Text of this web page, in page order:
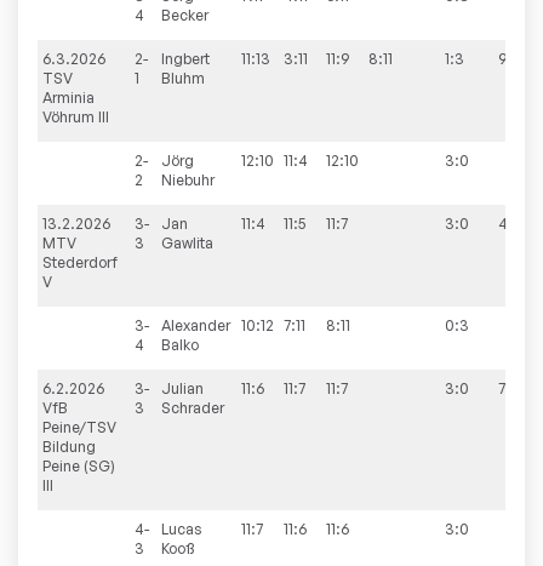
4
Becker
6.3.2026
TSV
Arminia
Vöhrum III
2-
1
Ingbert
Bluhm
11:13 3:11 11:9 8:11 1:3 9:1
2-
2
Jörg
Niebuhr
12:10 11:4 12:10 3:0
13.2.2026
MTV
Stederdorf
V
3-
3
Jan
Gawlita
11:4 11:5 11:7 3:0 4:6
3-
4
Alexander
Balko
10:12 7:11 8:11 0:3
6.2.2026
VfB
Peine/TSV
Bildung
Peine (SG)
III
3-
3
Julian
Schrader
11:6 11:7 11:7 3:0 7:3
4-
3
Lucas
Kooß
11:7 11:6 11:6 3:0